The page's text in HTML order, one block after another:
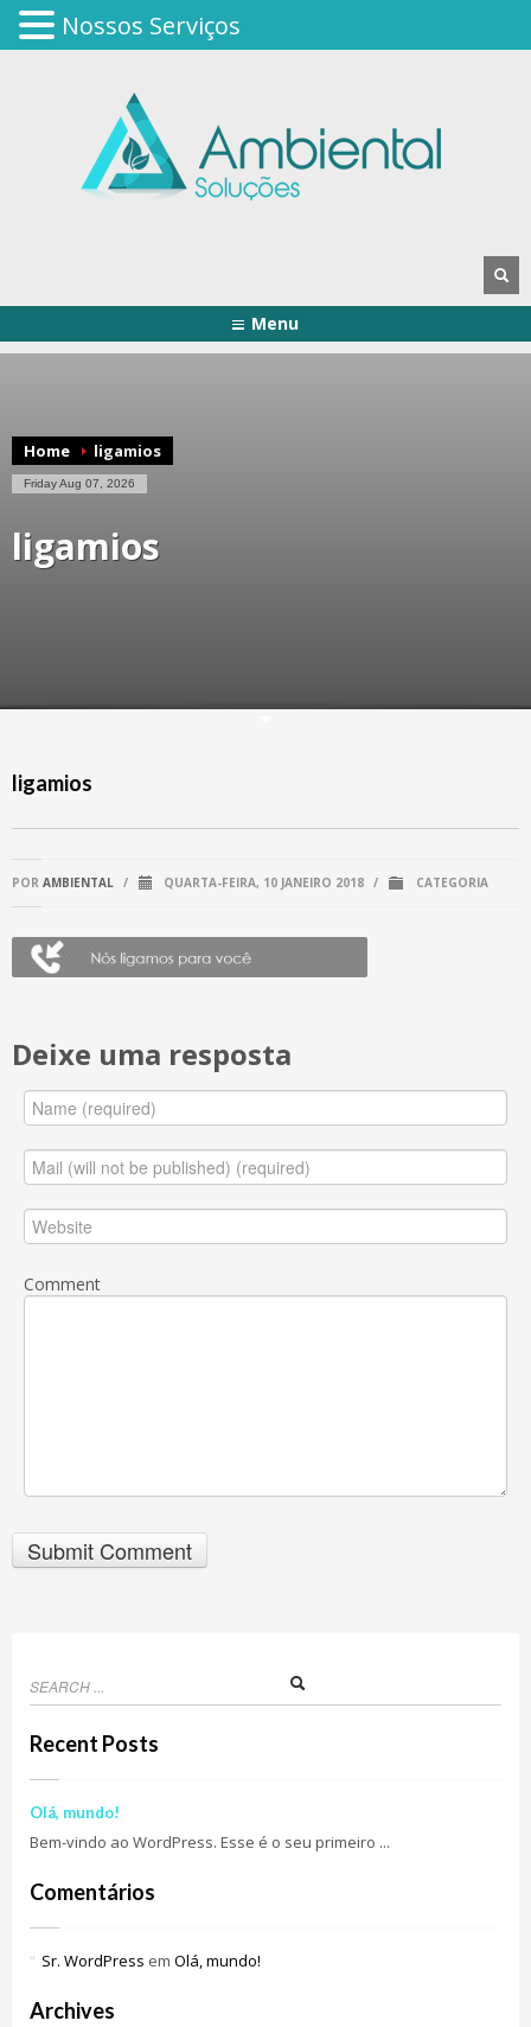
Menu
Home ligamios
Friday Aug 07, 2026
ligamios
ligamios
POR AMBIENTAL / QUARTA-FEIRA, 10 JANEIRO 2018 / CATEGORIA
Deixe uma resposta
Comment
Recent Posts
Olá, mundo!
Bem-vindo ao WordPress. Esse é o seu primeiro ...
Comentários
Sr. WordPress em Olá, mundo!
Archives
Nossos Serviços